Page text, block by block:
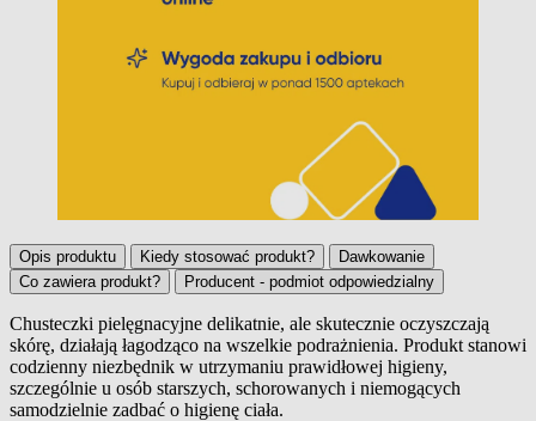
Opis produktu Kiedy stosować produkt?
Dawkowanie
Co zawiera produkt?
Producent - podmiot odpowiedzialny
Opis produktu
Chusteczki pielęgnacyjne delikatnie, ale skutecznie oczyszczają
skórę, działają łagodząco na wszelkie podrażnienia. Produkt stanowi
codzienny niezbędnik w utrzymaniu prawidłowej higieny,
szczególnie u osób starszych, schorowanych i niemogących
samodzielnie zadbać o higienę ciała.